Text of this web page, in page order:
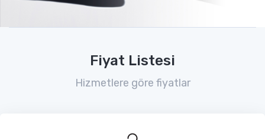
Fiyat Listesi
Hizmetlere göre fiyatlar